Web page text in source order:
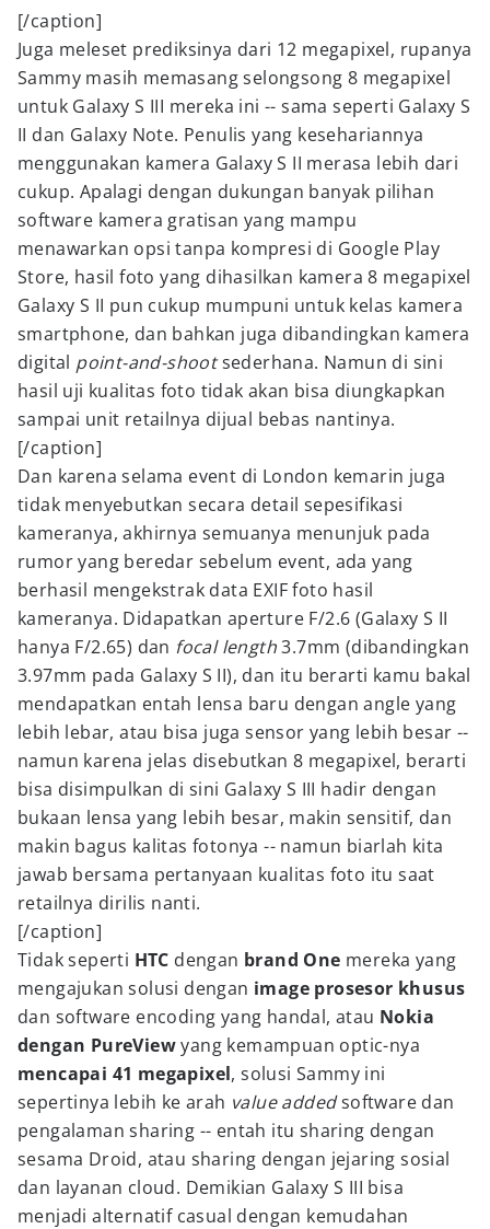
[/caption]
Juga meleset prediksinya dari 12 megapixel, rupanya
Sammy masih memasang selongsong 8 megapixel
untuk Galaxy S III mereka ini -- sama seperti Galaxy S
II dan Galaxy Note. Penulis yang kesehariannya
menggunakan kamera Galaxy S II merasa lebih dari
cukup. Apalagi dengan dukungan banyak pilihan
software kamera gratisan yang mampu
menawarkan opsi tanpa kompresi di Google Play
Store, hasil foto yang dihasilkan kamera 8 megapixel
Galaxy S II pun cukup mumpuni untuk kelas kamera
smartphone, dan bahkan juga dibandingkan kamera
digital point-and-shootsederhana. Namun di sini
hasil uji kualitas foto tidak akan bisa diungkapkan
sampai unit retailnya dijual bebas nantinya.
[/caption]
Dan karena selama event di London kemarin juga
tidak menyebutkan secara detail sepesifikasi
kameranya, akhirnya semuanya menunjuk pada
rumor yang beredar sebelum event, ada yang
berhasil mengekstrak data EXIF foto hasil
kameranya. Didapatkan aperture F/2.6 (Galaxy S II
hanya F/2.65) dan focal length3.7mm (dibandingkan
3.97mm pada Galaxy S II), dan itu berarti kamu bakal
mendapatkan entah lensa baru dengan angle yang
lebih lebar, atau bisa juga sensor yang lebih besar --
namun karena jelas disebutkan 8 megapixel, berarti
bisa disimpulkan di sini Galaxy S III hadir dengan
bukaan lensa yang lebih besar, makin sensitif, dan
makin bagus kalitas fotonya -- namun biarlah kita
jawab bersama pertanyaan kualitas foto itu saat
retailnya dirilis nanti.
[/caption]
Tidak seperti HTC dengan brand One mereka yang
mengajukan solusi dengan image prosesor khusus
dan software encoding yang handal, atau Nokia
dengan PureViewyang kemampuan optic-nya
mencapai 41 megapixel, solusi Sammy ini
sepertinya lebih ke arah value addedsoftware dan
pengalaman sharing -- entah itu sharing dengan
sesama Droid, atau sharing dengan jejaring sosial
dan layanan cloud. Demikian Galaxy S III bisa
menjadi alternatif casual dengan kemudahan